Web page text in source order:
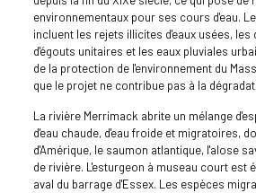
environnementaux pour ses cours d'eau.
incluent les rejets illicites d'eaux usées, les
d'égouts unitaires et les eaux pluviales
de la protection de l'environnement du
que le projet ne contribue pas à la
La rivière Merrimack abrite un mélange
d'eau chaude, d'eau froide et migratoires,
d'Amérique, le saumon atlantique, l'alose
de rivière. L'esturgeon à museau court est
aval du barrage d'Essex. Les espèces